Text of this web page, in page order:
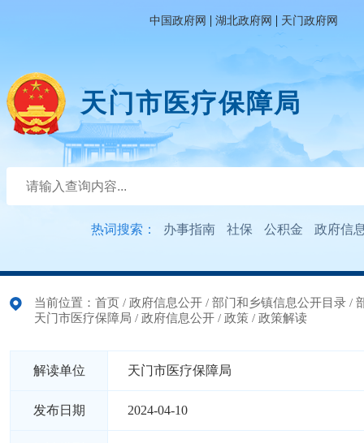
中国政府网 | 湖北政府网 | 天门政府网
天门市医疗保障局
热词搜索： 办事指南 社保 公积金 政府信
当前位置： 首页 / 政府信息公开 / 部门和乡镇信息公开目录 /
天门市医疗保障局 / 政府信息公开 / 政策 / 政策解读
解读单位 天门市医疗保障局
发布日期 2024-04-10